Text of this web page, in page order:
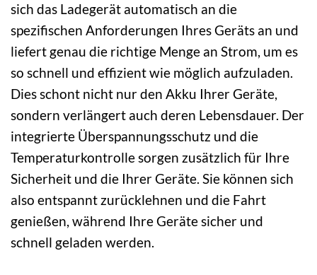
sich das Ladegerät automatisch an die
spezifischen Anforderungen Ihres Geräts an und
liefert genau die richtige Menge an Strom, um es
so schnell und effizient wie möglich aufzuladen.
Dies schont nicht nur den Akku Ihrer Geräte,
sondern verlängert auch deren Lebensdauer. Der
integrierte Überspannungsschutz und die
Temperaturkontrolle sorgen zusätzlich für Ihre
Sicherheit und die Ihrer Geräte. Sie können sich
also entspannt zurücklehnen und die Fahrt
genießen, während Ihre Geräte sicher und
schnell geladen werden.